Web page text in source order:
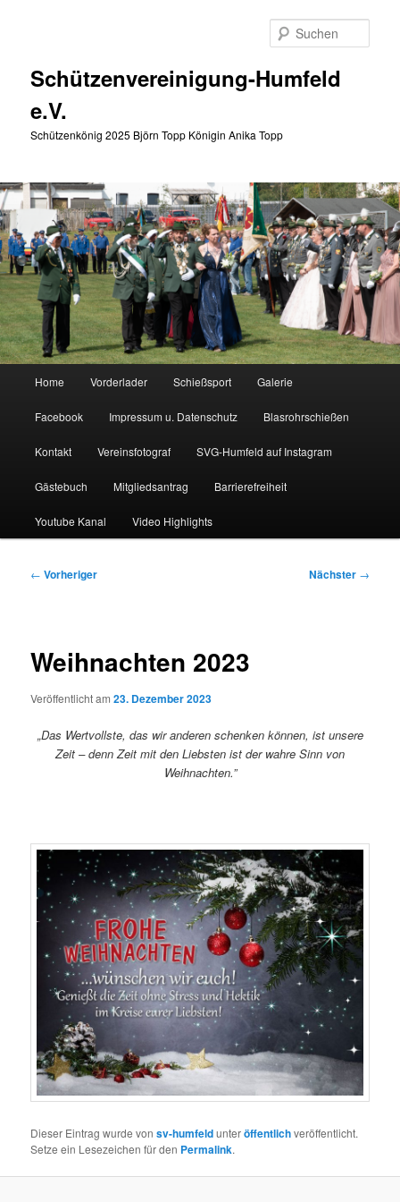
Schützenvereinigung-Humfeld
e.V.
Schützenkönig 2025 Björn Topp Königin Anika Topp
Home Vorderlader Schießsport Galerie
Facebook Impressum u. Datenschutz Blasrohrschießen
Kontakt Vereinsfotograf SVG-Humfeld auf Instagram
Gästebuch Mitgliedsantrag Barrierefreiheit
Youtube Kanal Video Highlights
Beitragsnavigation
← Vorheriger Nächster →
Weihnachten 2023
Veröffentlicht am23. Dezember 2023
„Das Wertvollste, das wir anderen schenken können, ist unsere
Zeit – denn Zeit mit den Liebsten ist der wahre Sinn von
Weihnachten.”
Dieser Eintrag wurde vonsv-humfeldunteröffentlichveröffentlicht.
Setze ein Lesezeichen für den Permalink.